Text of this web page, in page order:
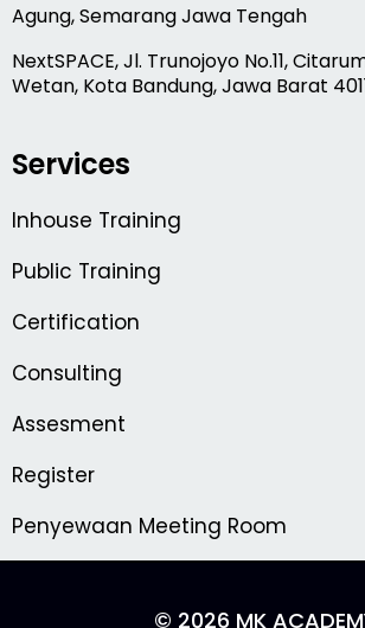
Agung, Semarang Jawa Tengah
NextSPACE, Jl. Trunojoyo No.11,
Wetan, Kota Bandung, Jawa Barat
Services
Inhouse Training
Public Training
Certification
Consulting
Assesment
Register
Penyewaan Meeting Room
© 2026 MK